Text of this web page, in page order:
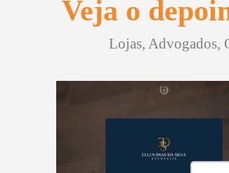
Veja o
Lojas, Advogados,